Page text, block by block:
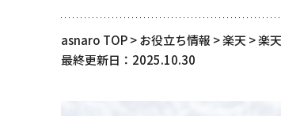
asnaro TOP>お役立ち情報 >楽天 >楽
最終更新日：2025.10.30